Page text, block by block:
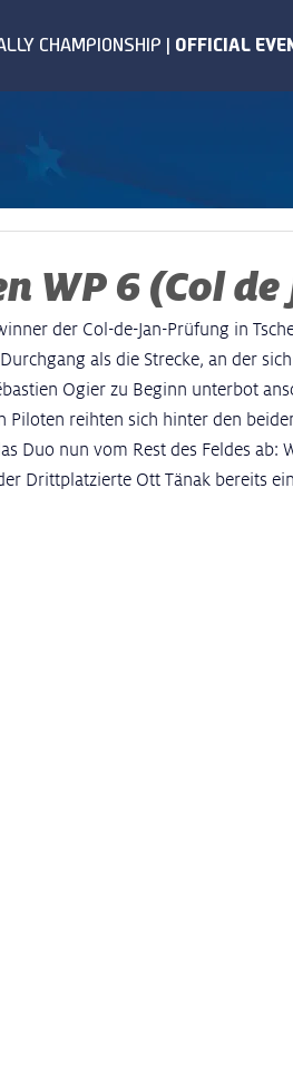
WP 6 (Col de
der Col-de-Jan-Prüfung in
als die Strecke, an der
Ogier zu Beginn unterbot
Piloten reihten sich hinter den
Duo nun vom Rest des Feldes ab:
Drittplatzierte Ott Tänak bereits